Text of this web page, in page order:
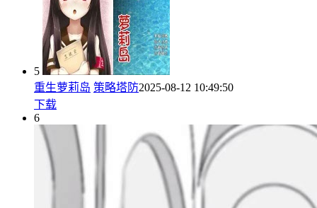
5
重生萝莉岛 策略塔防2025-08-12 10:49:50
下载
6